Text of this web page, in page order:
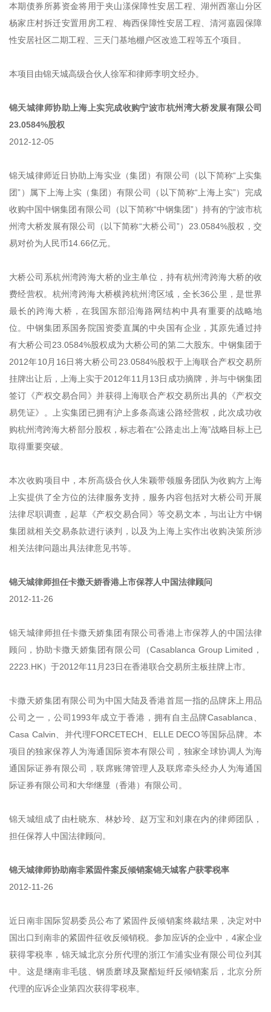
本期债券所募资金将用于夹山漾保障性安居工程、湖州西塞山分区
杨家庄村拆迁安置用房工程、梅西保障性安居工程、清河嘉园保障
性安居社区二期工程、三天门基地棚户区改造工程等五个项目。
本项目由锦天城高级合伙人徐军和律师李明文经办。
锦天城律师协助上海上实完成收购宁波市杭州湾大桥发展有限公司
23.0584%股权
2012-12-05
锦天城律师近日协助上海实业（集团）有限公司（以下简称“上实集
团”）属下上海上实（集团）有限公司（以下简称“上海上实”）完成
收购中国中钢集团有限公司（以下简称“中钢集团”）持有的宁波市杭
州湾大桥发展有限公司（以下简称“大桥公司”）23.0584%股权，交
易对价为人民币14.66亿元。
大桥公司系杭州湾跨海大桥的业主单位，持有杭州湾跨海大桥的收
费经营权。杭州湾跨海大桥横跨杭州湾区域，全长36公里，是世界
最长的跨海大桥，在我国东部沿海路网结构中具有重要的战略地
位。中钢集团系国务院国资委直属的中央国有企业，其原先通过持
有大桥公司23.0584%股权成为大桥公司的第二大股东。中钢集团于
2012年10月16日将大桥公司23.0584%股权于上海联合产权交易所
挂牌出让后，上海上实于2012年11月13日成功摘牌，并与中钢集团
签订《产权交易合同》并获得上海联合产权交易所出具的《产权交
易凭证》。上实集团已拥有沪上多条高速公路经营权，此次成功收
购杭州湾跨海大桥部分股权，标志着在“公路走出上海”战略目标上已
取得重要突破。
本次收购项目中，本所高级合伙人朱颖带领服务团队为收购方上海
上实提供了全方位的法律服务支持，服务内容包括对大桥公司开展
法律尽职调查，起草《产权交易合同》等交易文本，与出让方中钢
集团就相关交易条款进行谈判，以及为上海上实作出收购决策所涉
相关法律问题出具法律意见书等。
锦天城律师担任卡撒天娇香港上市保荐人中国法律顾问
2012-11-26
锦天城律师担任卡撒天娇集团有限公司香港上市保荐人的中国法律
顾问，协助卡撒天娇集团有限公司（Casablanca Group Limited，
2223.HK）于2012年11月23日在香港联合交易所主板挂牌上市。
卡撒天娇集团有限公司为中国大陆及香港首屈一指的品牌床上用品
公司之一，公司1993年成立于香港，拥有自主品牌Casablanca、
Casa Calvin、并代理FORCETECH、ELLE DECO等国际品牌。本
项目的独家保荐人为海通国际资本有限公司，独家全球协调人为海
通国际证券有限公司，联席账簿管理人及联席牵头经办人为海通国
际证券有限公司和大华继显（香港）有限公司。
锦天城组成了由杜晓东、林妙玲、赵万宝和刘康在内的律师团队，
担任保荐人中国法律顾问。
锦天城律师协助南非紧固件案反倾销案锦天城客户获零税率
2012-11-26
近日南非国际贸易委员公布了紧固件反倾销案终裁结果，决定对中
国出口到南非的紧固件征收反倾销税。参加应诉的企业中，4家企业
获得零税率，锦天城北京分所代理的浙江乍浦实业有限公司位列其
中。这是继南非毛毯、钢质磨球及聚酯短纤反倾销案后，北京分所
代理的应诉企业第四次获得零税率。